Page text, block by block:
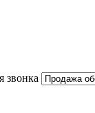
звонка